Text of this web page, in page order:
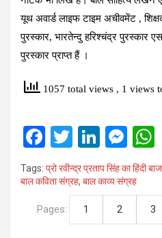
यूथ अवार्ड लाइफ टाइम अचीवमेंट ,
पुरस्कार, भारतेन्दु हरिश्चंद्र पुरस्कार
पुरस्कार प्राप्त हैं ।
1057 total views , 1 views
F
a
ce
b
T
wi
tt
er
Li
n
ke
dI
n
M
es
se
n
g
Tags: प्रो रवीन्‍द्र प्रताप सिंह का हिंदी
बाल कविता संग्रह, बाल काव्‍य संग्रह
Pages: 1 2 3